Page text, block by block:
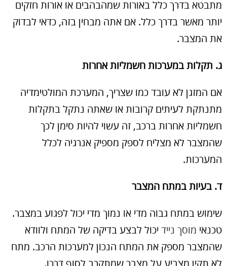
מתבטא בדרך כלל באורות שמהבהבים או אורות חזקים
יותר מאשר בדרך כלל. אם אתה מבחין בזה, כדאי לבדוק
את המצבר.
ג. תקלות במערכות חשמליות אחרות
אם המזגן לא עובד כמו שצריך, המערכת המולטימדיה
מתנתקת לעיתים קרובות או שאתה נתקל בתקלות
חשמליות אחרות ברכב, זה עשוי להיות סימן לכך
שהמצבר לא מצליח לספק מספיק אנרגיה לכלל
המערכות.
ד. בעיות במתח המצבר
שימוש במתח גבוה מדי או נמוך מדי יכול לפגוע במצבר.
טכנאי מוסך נייד יכול לבצע בדיקה של המתח ולוודא
שהמצבר מספק את המתח הנכון למערכות הרכב. מתח